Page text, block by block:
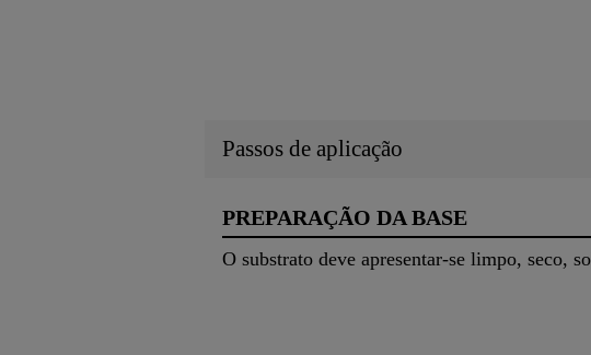
Passos de aplicação
PREPARAÇÃO DA BASE
O substrato deve apresentar-se limpo, seco,